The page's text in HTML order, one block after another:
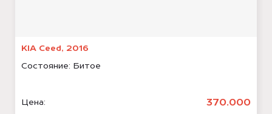
KIA Ceed, 2016
Состояние: Битое
Цена: 370.000